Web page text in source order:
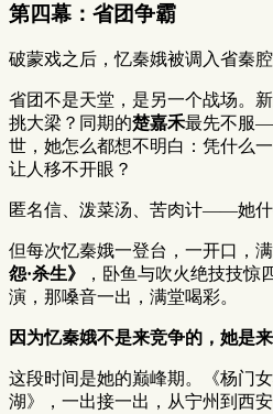
第四幕：省团争霸
破蒙戏之后，忆秦娥被调入省秦腔
省团不是天堂，是另一个战场。
挑大梁？同期的楚嘉禾最先不服
世，她怎么都想不明白：凭什么
让人移不开眼？
匿名信、泼菜汤、苦肉计——她什
但每次忆秦娥一登台，一开口，
怨·杀生》
，卧鱼与吹火绝技技
演，那嗓音一出，满堂喝彩。
因为忆秦娥不是来竞争的，她是
这段时间是她的巅峰期。《杨门
湖》，一出接一出，从宁州到西